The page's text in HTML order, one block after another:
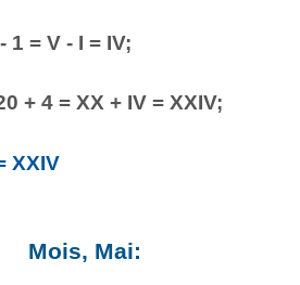
1 = V - I = IV;
+ 4 = XX + IV = XXIV;
XXIV
Mois, Mai: